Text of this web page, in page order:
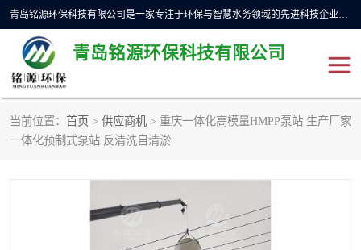
青岛铭源环保科技有限公司是一家专注于环保与智慧水务领域的先进科技企业，公司专注于云智能一体化预制泵站、水务循环利用、海绵城市、云智慧水务开发及新型环保技术研发等领域。铭源环保以为客户提供优质产品、专业技术服务为己任。为客户提供量身定制方案，提供多种配置方案满足实际使用要求。严控供货周期，并提供高标准后期维护。以环保为己任，视质量如生命，以技术做先导，靠诚信赢客户。
青岛铭源环保科技有限公司
当前位置： 首页 > 供应商机 > 重庆一体化高模量HMPP泵站 生产厂家
一体化预制式泵站 反清洗自清淤
一体化HMPP泵站
智能旋转喷射器
下开式堰门 液动限流闸门